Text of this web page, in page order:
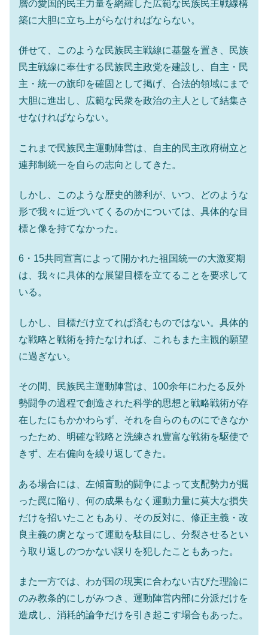
層の愛国的民主力量を網羅した広範な民族民主戦線構
築に大胆に立ち上がらなければならない。
併せて、このような民族民主戦線に基盤を置き、民族
民主戦線に奉仕する民族民主政党を建設し、自主・民
主・統一の旗印を確固として掲げ、合法的領域にまで
大胆に進出し、広範な民衆を政治の主人として結集さ
せなければならない。
これまで民族民主運動陣営は、自主的民主政府樹立と
連邦制統一を自らの志向としてきた。
しかし、このような歴史的勝利が、いつ、どのような
形で我々に近づいてくるのかについては、具体的な目
標と像を持てなかった。
6・15共同宣言によって開かれた祖国統一の大激変期
は、我々に具体的な展望目標を立てることを要求して
いる。
しかし、目標だけ立てれば済むものではない。具体的
な戦略と戦術を持たなければ、これもまた主観的願望
に過ぎない。
その間、民族民主運動陣営は、100余年にわたる反外
勢闘争の過程で創造された科学的思想と戦略戦術が存
在したにもかかわらず、それを自らのものにできなか
ったため、明確な戦略と洗練され豊富な戦術を駆使で
きず、左右偏向を繰り返してきた。
ある場合には、左傾盲動的闘争によって支配勢力が掘
った罠に陥り、何の成果もなく運動力量に莫大な損失
だけを招いたこともあり、その反対に、修正主義・改
良主義の虜となって運動を駄目にし、分裂させるとい
う取り返しのつかない誤りを犯したこともあった。
また一方では、わが国の現実に合わない古びた理論に
のみ教条的にしがみつき、運動陣営内部に分派だけを
造成し、消耗的論争だけを引き起こす場合もあった。